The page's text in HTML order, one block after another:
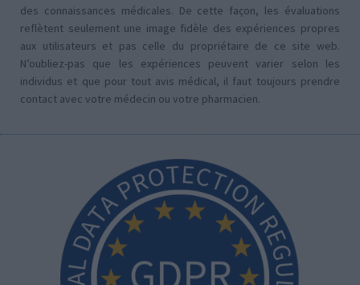
des connaissances médicales. De cette façon, les évaluations
reflètent seulement une image fidèle des expériences propres
aux utilisateurs et pas celle du propriétaire de ce site web.
N’oubliez-pas que les expériences peuvent varier selon les
individus et que pour tout avis médical, il faut toujours prendre
contact avec votre médecin ou votre pharmacien.